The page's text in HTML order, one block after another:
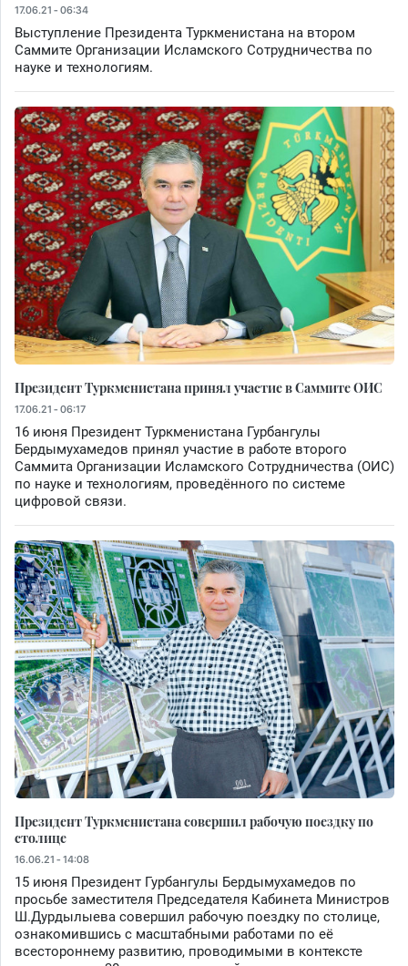
17.06.21 - 06:34
Выступление Президента Туркменистана на втором
Саммите Организации Исламского Сотрудничества по
науке и технологиям.
Президент Туркменистана принял участие в Саммите ОИС
17.06.21 - 06:17
16 июня Президент Туркменистана Гурбангулы
Бердымухамедов принял участие в работе второго
Саммита Организации Исламского Сотрудничества (ОИС)
по науке и технологиям, проведённого по системе
цифровой связи.
Президент Туркменистана совершил рабочую поездку по
столице
16.06.21 - 14:08
15 июня Президент Гурбангулы Бердымухамедов по
просьбе заместителя Председателя Кабинета Министров
Ш.Дурдылыева совершил рабочую поездку по столице,
ознакомившись с масштабными работами по её
всестороннему развитию, проводимыми в контексте